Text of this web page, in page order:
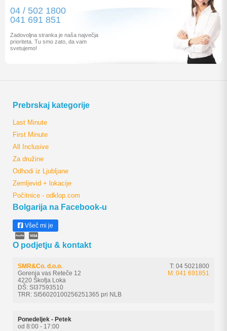
04 / 502 1800
041 691 851
Zadovoljna stranka je naša največja
prioriteta. Tu smo zato, da vam
svetujemo!
Prebrskaj kategorije
Last Minute
First Minute
All Inclusive
Za družine
Odhodi iz Ljubljane
Zemljevid + lokacije
Počitnice - odklop.com
Bolgarija na Facebook-u
Všeč mi je
O podjetju & kontakt
SMR&Co. d.o.o.
Gorenja vas Reteče 12
4220 Škofja Loka
DŠ: SI37593510
TRR: SI56020100256251365 pri NLB
T: 04 5021800
M: 041 691851
Ponedeljek - Petek
od 8:00 - 17:00